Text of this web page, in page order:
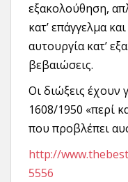
εξακολούθηση,
κατ’ επάγγελμα
αυτουργία κατ’
βεβαιώσεις.
Οι διώξεις έχουν
1608/1950 «περί
που προβλέπει
http://
5556